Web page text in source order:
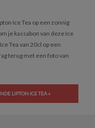
Ice Tea op een zonnig
je kassabon van deze Ice
Tea van 20cl op een
terug met een foto van
LIPTON ICE TEA »